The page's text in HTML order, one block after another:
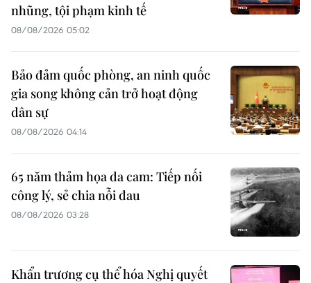
nhũng, tội phạm kinh tế
08/08/2026 05:02
Bảo đảm quốc phòng, an ninh quốc
gia song không cản trở hoạt động
dân sự
08/08/2026 04:14
65 năm thảm họa da cam: Tiếp nối
công lý, sẻ chia nỗi đau
08/08/2026 03:28
Khẩn trương cụ thể hóa Nghị quyết